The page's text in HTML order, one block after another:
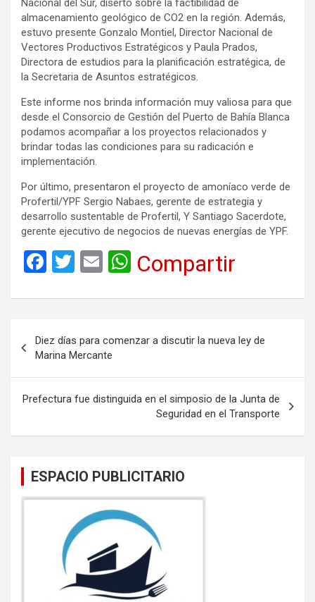
Nacional del Sur, disertó sobre la factibilidad de
almacenamiento geológico de CO2 en la región. Además,
estuvo presente Gonzalo Montiel, Director Nacional de
Vectores Productivos Estratégicos y Paula Prados,
Directora de estudios para la planificación estratégica, de
la Secretaria de Asuntos estratégicos.
Este informe nos brinda información muy valiosa para que
desde el Consorcio de Gestión del Puerto de Bahía Blanca
podamos acompañar a los proyectos relacionados y
brindar todas las condiciones para su radicación e
implementación.
Por último, presentaron el proyecto de amoníaco verde de
Profertil/YPF Sergio Nabaes, gerente de estrategia y
desarrollo sustentable de Profertil, Y Santiago Sacerdote,
gerente ejecutivo de negocios de nuevas energías de YPF.
F
ce
o
o
k
T
tt
E
ail
W
at
A
p
p
Compartir
de
entradas
Diez días para comenzar a discutir la nueva ley de
Marina Mercante
Prefectura fue distinguida en el simposio de la Junta de
Seguridad en el Transporte
ESPACIO PUBLICITARIO